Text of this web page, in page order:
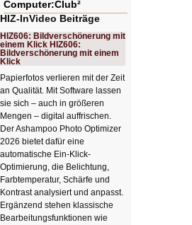
Computer:Club²
HIZ-InVideo Beiträge
HIZ606: Bildverschönerung mit
einem Klick HIZ606:
Bildverschönerung mit einem
Klick
Papierfotos verlieren mit der Zeit
an Qualität. Mit Software lassen
sie sich – auch in größeren
Mengen – digital auffrischen.
Der Ashampoo Photo Optimizer
2026 bietet dafür eine
automatische Ein-Klick-
Optimierung, die Belichtung,
Farbtemperatur, Schärfe und
Kontrast analysiert und anpasst.
Ergänzend stehen klassische
Bearbeitungsfunktionen wie